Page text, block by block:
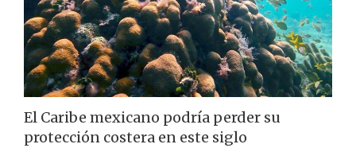
El Caribe mexicano podría perder su
protección costera en este siglo